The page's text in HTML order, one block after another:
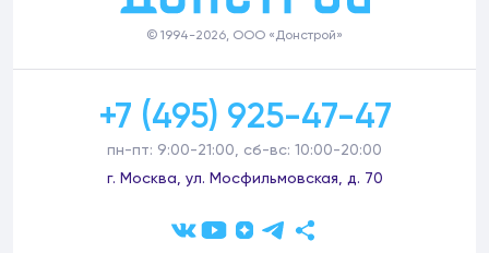
© 1994-2026, ООО «Донстрой»
+7 (495) 925-47-47
пн-пт: 9:00-21:00, сб-вс: 10:00-20:00
г. Москва, ул. Мосфильмовская, д. 70